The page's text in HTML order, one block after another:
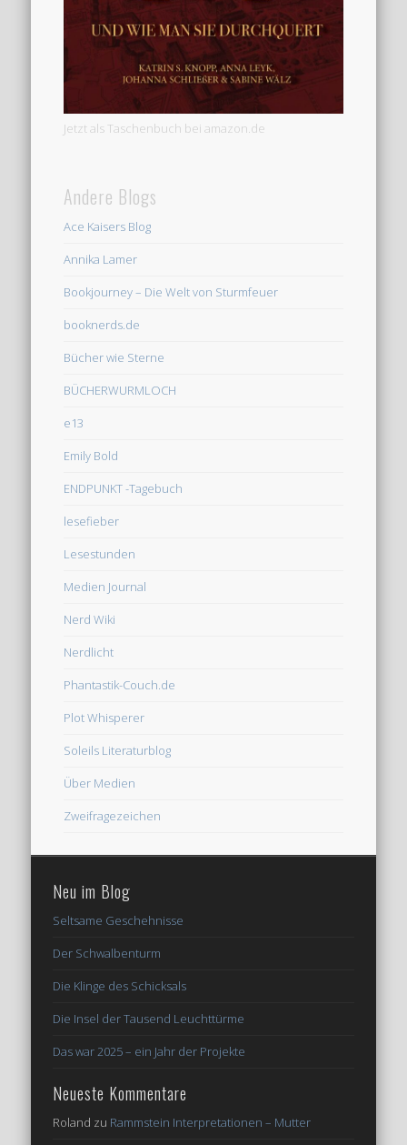
Jetzt als Taschenbuch bei amazon.de
Andere Blogs
Ace Kaisers Blog
Annika Lamer
Bookjourney – Die Welt von Sturmfeuer
booknerds.de
Bücher wie Sterne
BÜCHERWURMLOCH
e13
Emily Bold
ENDPUNKT -Tagebuch
lesefieber
Lesestunden
Medien Journal
Nerd Wiki
Nerdlicht
Phantastik-Couch.de
Plot Whisperer
Soleils Literaturblog
Über Medien
Zweifragezeichen
Neu im Blog
Seltsame Geschehnisse
Der Schwalbenturm
Die Klinge des Schicksals
Die Insel der Tausend Leuchttürme
Das war 2025 – ein Jahr der Projekte
Neueste Kommentare
Roland zu Rammstein Interpretationen – Mutter